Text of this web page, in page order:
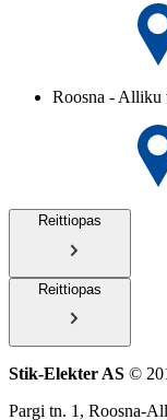
Roosna - Alliku
Reittiopas
Reittiopas
Stik-Elekter AS ©
Pargi tn. 1, Roosna-